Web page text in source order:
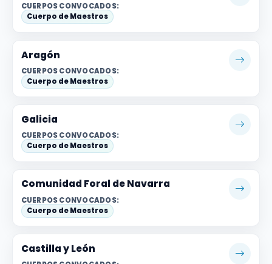
CUERPOS CONVOCADOS:
Cuerpo de Maestros
Aragón
CUERPOS CONVOCADOS:
Cuerpo de Maestros
Galicia
CUERPOS CONVOCADOS:
Cuerpo de Maestros
Comunidad Foral de Navarra
CUERPOS CONVOCADOS:
Cuerpo de Maestros
Castilla y León